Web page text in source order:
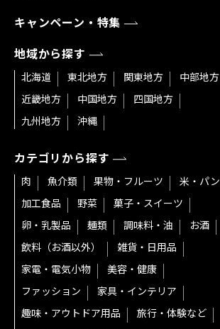
キャンペーン・特集
地域から探す
北海道 東北地方 関東地方
中部地方
近畿地方
中国地方
四国地方
九州地方
沖縄
カテゴリから探す
肉 魚介類 果物・フルーツ
米・パン
加工食品
野菜
菓子・スイーツ
卵・乳製品
麺類 調味料・油
お酒
飲料（お酒以外）
雑貨・日用品
家電・電気小物
美容・健康
ファッション
家具・インテリア
趣味・アウトドア用品
旅行・体験など